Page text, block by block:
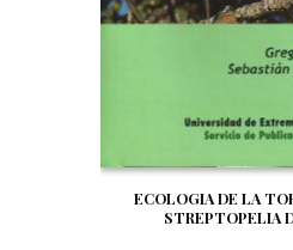
ECOLOGIA DE LA
STREPTOPELIA